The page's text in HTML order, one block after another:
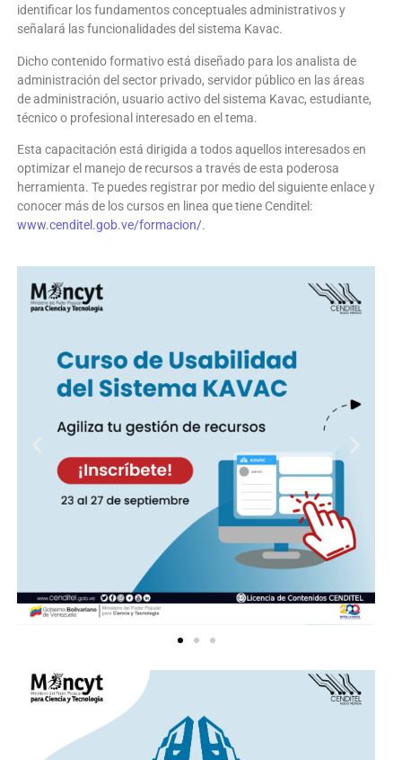
identificar los fundamentos conceptuales administrativos y
señalará las funcionalidades del sistema Kavac.
Dicho contenido formativo está diseñado para los analista de
administración del sector privado, servidor público en las áreas
de administración, usuario activo del sistema Kavac, estudiante,
técnico o profesional interesado en el tema.
Esta capacitación está dirigida a todos aquellos interesados en
optimizar el manejo de recursos a través de esta poderosa
herramienta. Te puedes registrar por medio del siguiente enlace y
conocer más de los cursos en linea que tiene Cenditel:
www.cenditel.gob.ve/formacion/.